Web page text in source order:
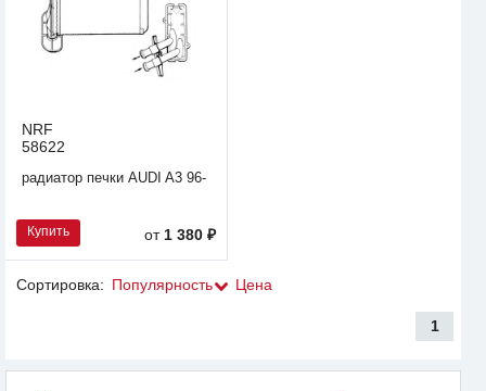
NRF
58622
радиатор печки AUDI A3 96-
Купить от 1 380 ₽
Сортировка: Популярность Цена
1